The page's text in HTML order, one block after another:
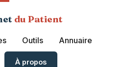
du Patient
Outils Annuaire
À propos